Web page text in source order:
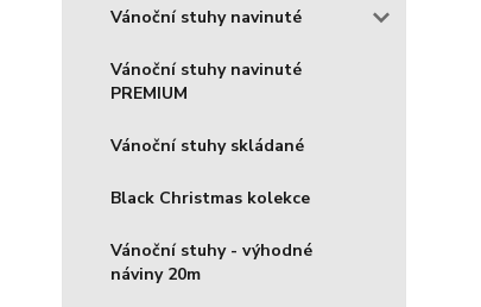
Vánoční stuhy navinuté
Vánoční stuhy navinuté
PREMIUM
Vánoční stuhy skládané
Black Christmas kolekce
Vánoční stuhy - výhodné
náviny 20m